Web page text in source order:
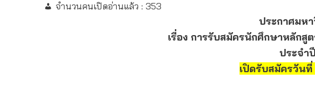
จำนวนคนเปิดอ่านแล้ว : 353
ประกาศมห
เรื่อง การรับสมัครนักศึกษาหลัก
ประจำ
เปิดรับสมัครวัน